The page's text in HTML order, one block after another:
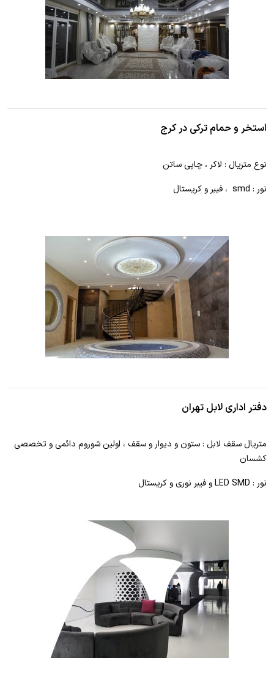
استخر و حمام ترکی در کرج
نوع متریال : لاکر ، چاپی ساتن
نور : smd ، فیبر و کریستال
دفتر اداری لابل تهران
متریال سقف لابل : ستون و دیوار و سقف ، اولین شوروم دائمی و تخصصی
کشسان
نور : LED SMD و فیبر نوری و کریستال